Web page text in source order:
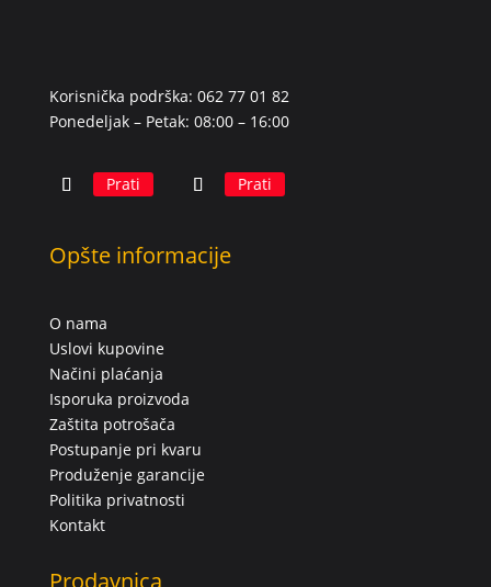
Korisnička podrška: 062 77 01 82
Ponedeljak – Petak: 08:00 – 16:00
Prati Prati
Opšte informacije
O nama
Uslovi kupovine
Načini plaćanja
Isporuka proizvoda
Zaštita potrošača
Postupanje pri kvaru
Produženje garancije
Politika privatnosti
Kontakt